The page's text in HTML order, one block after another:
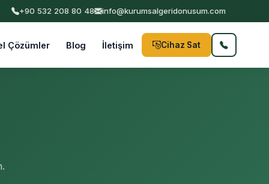
İSTANBUL VE TÜRKİYE GENELİ PROFESYONEL HİZMET |
+90 532 208 80 48 info@kurumsalgeridonusum.com
Çözümler Blog İletişim Cihaz Sat